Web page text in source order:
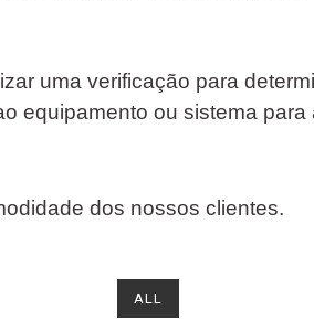
uma verificação para
equipamento ou sistema para
dos nossos clientes.
ALL